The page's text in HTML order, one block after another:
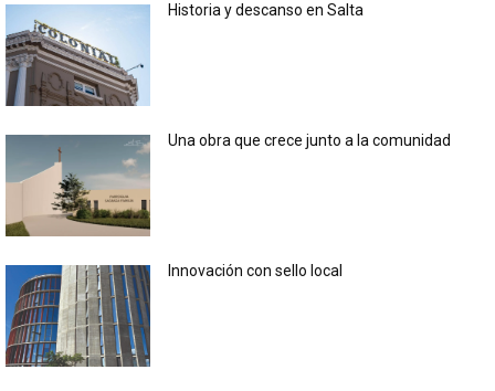
Historia y descanso en Salta
Una obra que crece junto a la comunidad
Innovación con sello local